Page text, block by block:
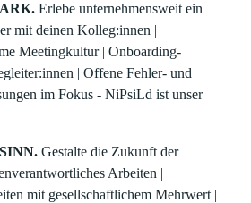
Erlebe unternehmensweit ein
mit deinen Kolleg:innen |
Meetingkultur | Onboarding-
| Offene Fehler- und
im Fokus - NiPsiLd ist unser
Gestalte die Zukunft der
Arbeiten |
mit gesellschaftlichem Mehrwert |